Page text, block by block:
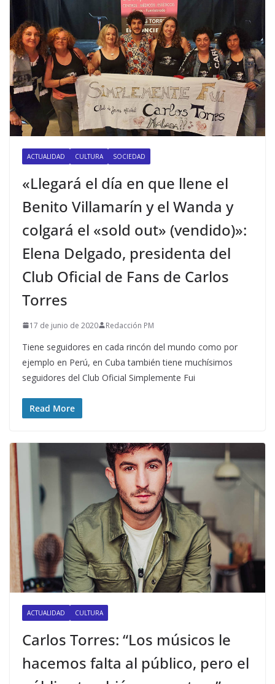
ACTUALIDAD CULTURA SOCIEDAD
«Llegará el día en que llene el
Benito Villamarín y el Wanda y
colgará el «sold out» (vendido)»:
Elena Delgado, presidenta del
Club Oficial de Fans de Carlos
Torres
17 de junio de 2020 Redacción PM
Tiene seguidores en cada rincón del mundo como por
ejemplo en Perú, en Cuba también tiene muchísimos
seguidores del Club Oficial Simplemente Fui
Read More
ACTUALIDAD CULTURA
Carlos Torres: “Los músicos le
hacemos falta al público, pero el